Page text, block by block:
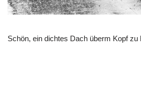
Schön, ein dichtes Dach überm Kopf zu